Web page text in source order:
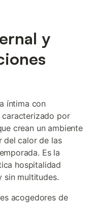
y
íntima con
caracterizado por
crean un ambiente
del calor de las
Es la
hospitalidad
sin multitudes.
acogedores de